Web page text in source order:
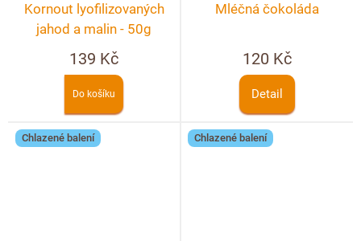
Kornout lyofilizovaných
jahod a malin - 50g
139 Kč
Do košíku
Mléčná čokoláda
120 Kč
Detail
Chlazené balení Chlazené balení